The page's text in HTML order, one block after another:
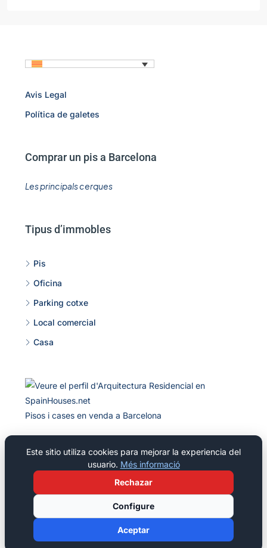
Avis Legal
Política de galetes
Comprar un pis a Barcelona
Les principals cerques
Tipus d’immobles
Pis
Oficina
Parking cotxe
Local comercial
Casa
Pisos i cases en venda a Barcelona
© 2026 Parc Residencial Pineda, S L - Tots els drets reservats
Este sitio utiliza cookies para mejorar la experiencia del
usuario. Més informació
Rechazar
Configure
Aceptar